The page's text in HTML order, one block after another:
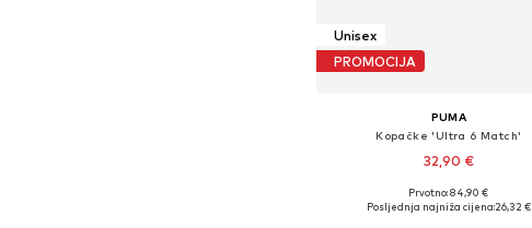
Unisex
PROMOCIJA
PUMA
Kopačke 'Ultra 6 Match'
32,90 €
Dostupne veličine: 44,5
Prvotno: 84,90 €
Posljednja najniža cijena:26,32 €